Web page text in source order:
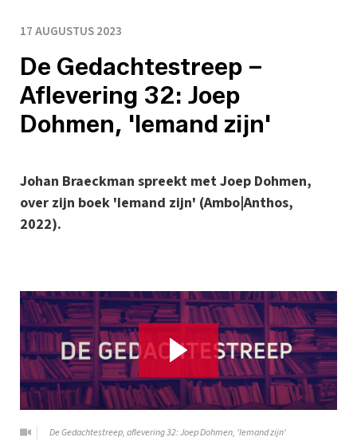
17 AUGUSTUS 2023
De Gedachtestreep –
Aflevering 32: Joep
Dohmen, 'Iemand zijn'
Johan Braeckman spreekt met Joep Dohmen,
over zijn boek 'Iemand zijn' (Ambo|Anthos,
2022).
De Gedachtestreep, aflevering 32: Joep Dohmen, 'Iemand zijn'